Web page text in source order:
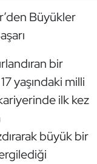
Büyükler
bir
yaşındaki milli
ilk kez
büyük bir